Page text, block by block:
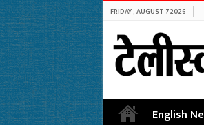
FRIDAY , AUGUST 7 2026
English